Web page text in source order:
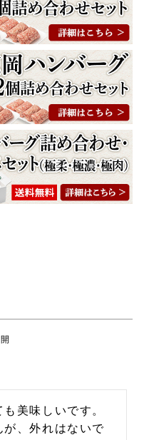
美味しいです。
が、外れはないで